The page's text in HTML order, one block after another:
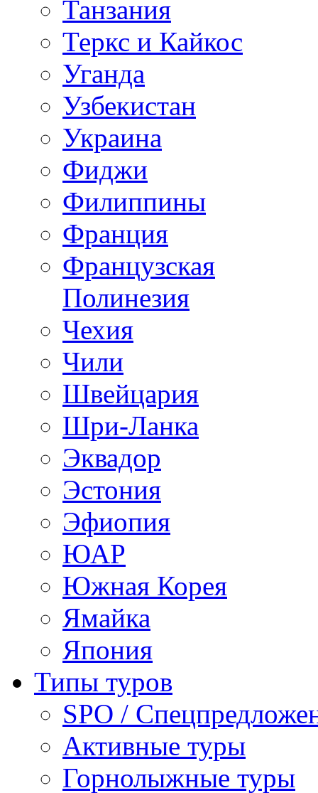
Танзания
Теркс и Кайкос
Уганда
Узбекистан
Украина
Фиджи
Филиппины
Франция
Французская
Полинезия
Чехия
Чили
Швейцария
Шри-Ланка
Эквадор
Эстония
Эфиопия
ЮАР
Южная Корея
Ямайка
Япония
Типы туров
SPO /
Активные туры
Горнолыжные туры